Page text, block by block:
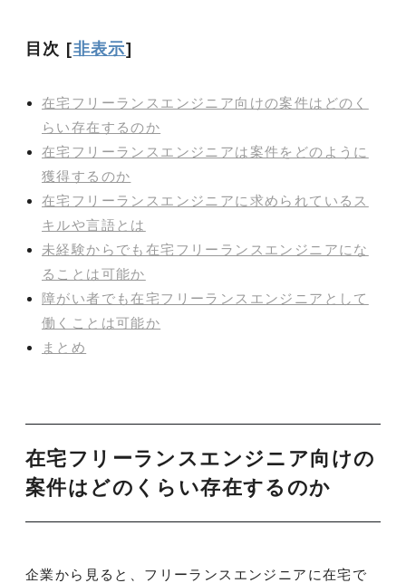
目次 [非表示]
在宅フリーランスエンジニア向けの案件はどのく
らい存在するのか
在宅フリーランスエンジニアは案件をどのように
獲得するのか
在宅フリーランスエンジニアに求められているス
キルや言語とは
未経験からでも在宅フリーランスエンジニアにな
ることは可能か
障がい者でも在宅フリーランスエンジニアとして
働くことは可能か
まとめ
在宅フリーランスエンジニア向けの
案件はどのくらい存在するのか
企業から見ると、フリーランスエンジニアに在宅で